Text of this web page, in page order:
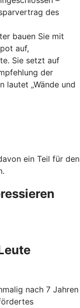
des
bauen Sie mit
auf,
Sie setzt auf
der
lautet „Wände und
ein Teil für den
nach 7 Jahren